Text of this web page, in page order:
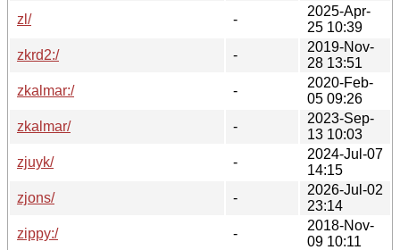
zl/
-
2025-Apr-
25 10:39
zkrd2:/
-
2019-Nov-
28 13:51
zkalmar:/
-
2020-Feb-
05 09:26
zkalmar/
-
2023-Sep-
13 10:03
zjuyk/
-
2024-Jul-07
14:15
zjons/
-
2026-Jul-02
23:14
zippy:/
-
2018-Nov-
09 10:11